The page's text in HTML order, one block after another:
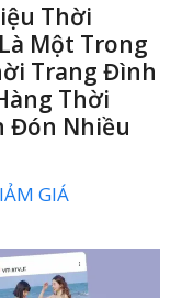
Thời
Một Trong
Trang Đình
Thời
Đón Nhiều
GIÁ